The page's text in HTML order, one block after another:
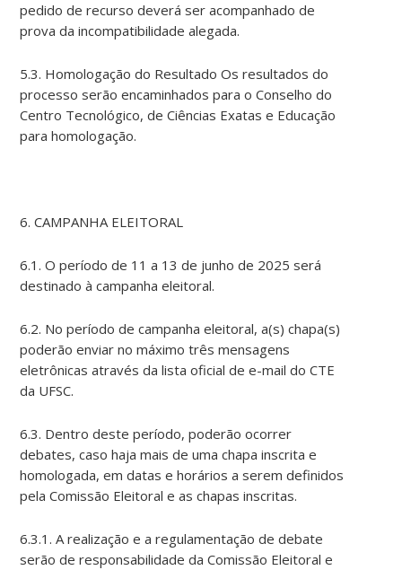
pedido de recurso deverá ser acompanhado de
prova da incompatibilidade alegada.
5.3. Homologação do Resultado Os resultados do
processo serão encaminhados para o Conselho do
Centro Tecnológico, de Ciências Exatas e Educação
para homologação.
6. CAMPANHA ELEITORAL
6.1. O período de 11 a 13 de junho de 2025 será
destinado à campanha eleitoral.
6.2. No período de campanha eleitoral, a(s) chapa(s)
poderão enviar no máximo três mensagens
eletrônicas através da lista oficial de e-mail do CTE
da UFSC.
6.3. Dentro deste período, poderão ocorrer
debates, caso haja mais de uma chapa inscrita e
homologada, em datas e horários a serem definidos
pela Comissão Eleitoral e as chapas inscritas.
6.3.1. A realização e a regulamentação de debate
serão de responsabilidade da Comissão Eleitoral e